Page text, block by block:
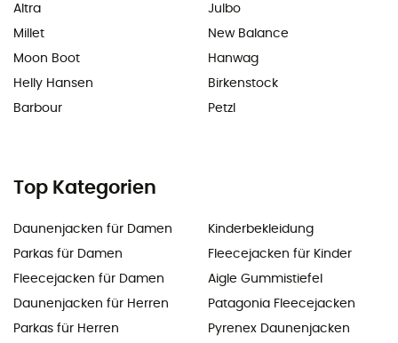
Altra
Millet
Moon Boot
Helly Hansen
Barbour
Julbo
New Balance
Hanwag
Birkenstock
Petzl
Top Kategorien
Daunenjacken für Damen
Parkas für Damen
Fleecejacken für Damen
Daunenjacken für Herren
Parkas für Herren
Kinderbekleidung
Fleecejacken für Kinder
Aigle Gummistiefel
Patagonia Fleecejacken
Pyrenex Daunenjacken